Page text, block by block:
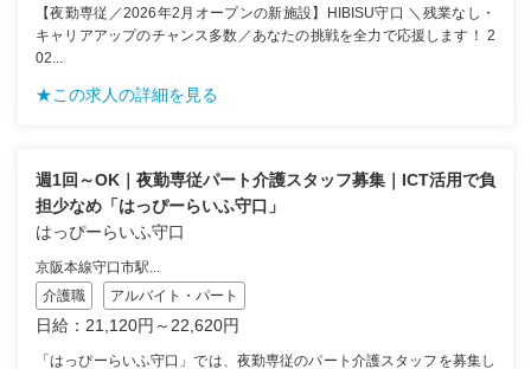
【夜勤専従／2026年2月オープンの新施設】HIBISU守口 ＼残業なし・
キャリアアップのチャンス多数／あなたの挑戦を全力で応援します！ 2
02...
★この求人の詳細を見る
週1回～OK｜夜勤専従パート介護スタッフ募集｜ICT活用で負
担少なめ「はっぴーらいふ守口」
はっぴーらいふ守口
京阪本線守口市駅...
介護職
アルバイト・パート
日給：21,120円～22,620円
「はっぴーらいふ守口」では、夜勤専従のパート介護スタッフを募集し